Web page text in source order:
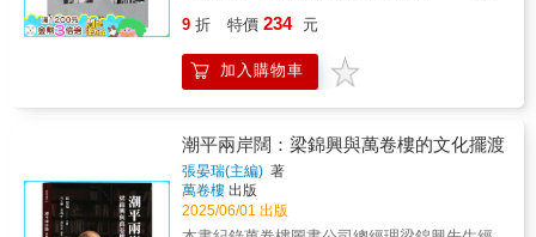
閡，有些內容不免感到陌生；不過看看這些古
人的「抱怨」，讓現代的藏書家心裡也舒坦許
多，一時百感交集，腦海浮現「吾道不孤」、
房，有氣密窗、除濕機、防蟲香、水煙殺蟲
劑、滅火器……古人沒有的，今天都有了。然
而書之大敵永遠不死，我們嚴陣以待，繼續守
衛人類的智慧。——黃震南（活水來冊房）相
較於A．愛德華．紐頓（一八六四—一九四〇）
店可以是一間博物館、美術館、諮商師的沙
發、一間淩亂的英語教授辦公室、祖母的客廳
和一間巴黎的咖啡館，所有這些元素都在一家
書店裡被呈現。書中內容取材於口述歷史、檔
讓讀者對書店這個我們深愛的場所有更深入的
瞭解，作者佛里斯帶我們領略了一系列書店的
歷史風采，書中也講述了美國圖書銷售發展進
程中那些重要的人物，他們絕大多數都是充滿
激情和理想的文青，也分享了兩個多世紀以來
一場全知的觀察與參與。本書紀錄八位萬卷樓
實習生實際參與出版社編輯與業務流程，從校
稿、申請書號、企劃、封面設計、協助進出
被書寫，編輯如何讓文字成形，出版如何推動
書籍的誕生。《全知出版視角》將帶你站在全
知的角度，回望出版的每一個細節，感受字與
書背後的無限可能。
9 折 特價 234 元
加入購物車
潮平兩岸闊：梁錦興與萬卷樓的文化擺渡
張晏瑞(主編) 著
萬卷樓 出版
2025/06/01 出版